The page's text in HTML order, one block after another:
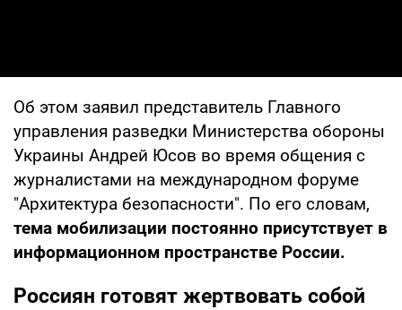
Об этом заявил представитель Главного
управления разведки Министерства обороны
Украины Андрей Юсов во время общения с
журналистами на международном форуме
"Архитектура безопасности". По его словам,
тема мобилизации постоянно присутствует в
информационном пространстве России.
Россиян готовят жертвовать собой